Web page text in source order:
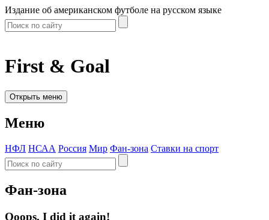
Издание об американском футболе на русском языке
First & Goal
Открыть меню
Меню
НФЛ НСАА Россия Мир Фан-зона Ставки на спорт
Фан-зона
Ooops, I did it again!